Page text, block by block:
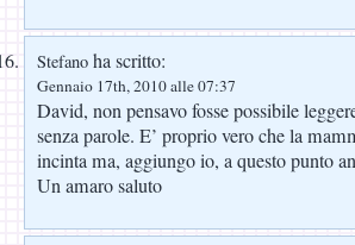
Stefano ha scritto:
Gennaio 17th, 2010 alle 07:37
David, non pensavo fosse possibile
senza parole. E’ proprio vero che la
incinta ma, aggiungo io, a questo punto
Un amaro saluto